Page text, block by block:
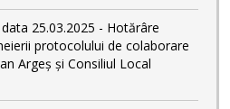
25.03.2025 - Hotărâre
protocolului de colaborare
Argeș și Consiliul Local